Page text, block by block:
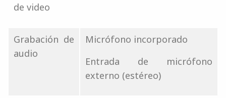
de video
Grabación de
audio
Micrófono incorporado
Entrada de micrófono
externo (estéreo)